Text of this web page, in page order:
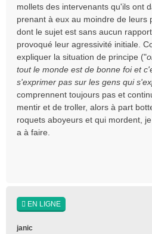
mollets des intervenants qu'ils ont
prenant à eux au moindre de leurs
dont le sujet est sans aucun
provoqué leur agressivité initiale.
expliquer la situation de principe ("
tout le monde est de bonne foi et
s'exprimer pas sur les gens qui
comprennent toujours pas et
mentir et de troller, alors à part
roquets aboyeurs et qui mordent,
a à faire.
EN LIGNE
janic